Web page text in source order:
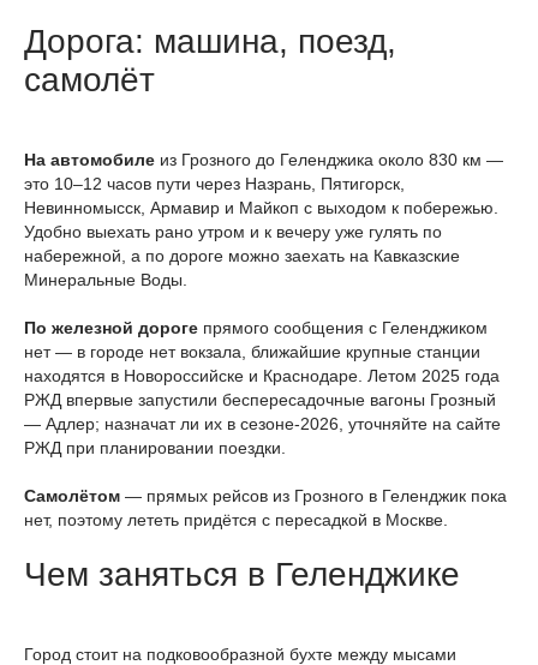
Дорога: машина, поезд,
самолёт
На автомобиле из Грозного до Геленджика около 830 км —
это 10–12 часов пути через Назрань, Пятигорск,
Невинномысск, Армавир и Майкоп с выходом к побережью.
Удобно выехать рано утром и к вечеру уже гулять по
набережной, а по дороге можно заехать на Кавказские
Минеральные Воды.
По железной дороге прямого сообщения с Геленджиком
нет — в городе нет вокзала, ближайшие крупные станции
находятся в Новороссийске и Краснодаре. Летом 2025 года
РЖД впервые запустили беспересадочные вагоны Грозный
— Адлер; назначат ли их в сезоне-2026, уточняйте на сайте
РЖД при планировании поездки.
Самолётом — прямых рейсов из Грозного в Геленджик пока
нет, поэтому лететь придётся с пересадкой в Москве.
Чем заняться в Геленджике
Город стоит на подковообразной бухте между мысами